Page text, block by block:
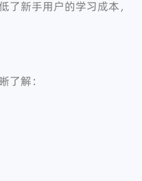
了新手用户的学习成本，
了解：